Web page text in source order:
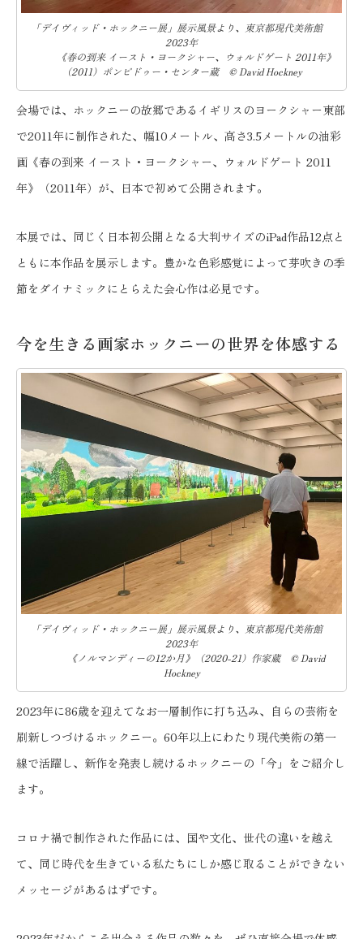
「デイヴィッド・ホックニー展」展示風景より、東京都現代美術館
2023年
《春の到来 イースト・ヨークシャー、ウォルドゲート 2011年》
（2011）ポンピドゥー・センター蔵 © David Hockney
会場では、ホックニーの故郷であるイギリスのヨークシャー東部
で2011年に制作された、幅10メートル、高さ3.5メートルの油彩
画《春の到来 イースト・ヨークシャー、ウォルドゲート 2011
年》（2011年）が、日本で初めて公開されます。
本展では、同じく日本初公開となる大判サイズのiPad作品12点と
ともに本作品を展示します。豊かな色彩感覚によって芽吹きの季
節をダイナミックにとらえた会心作は必見です。
今を生きる画家ホックニーの世界を体感する
「デイヴィッド・ホックニー展」展示風景より、東京都現代美術館
2023年
《ノルマンディーの12か月》（2020-21）作家蔵 © David
Hockney
2023年に86歳を迎えてなお一層制作に打ち込み、自らの芸術を
刷新しつづけるホックニー。60年以上にわたり現代美術の第一
線で活躍し、新作を発表し続けるホックニーの「今」をご紹介し
ます。
コロナ禍で制作された作品には、国や文化、世代の違いを越え
て、同じ時代を生きている私たちにしか感じ取ることができない
メッセージがあるはずです。